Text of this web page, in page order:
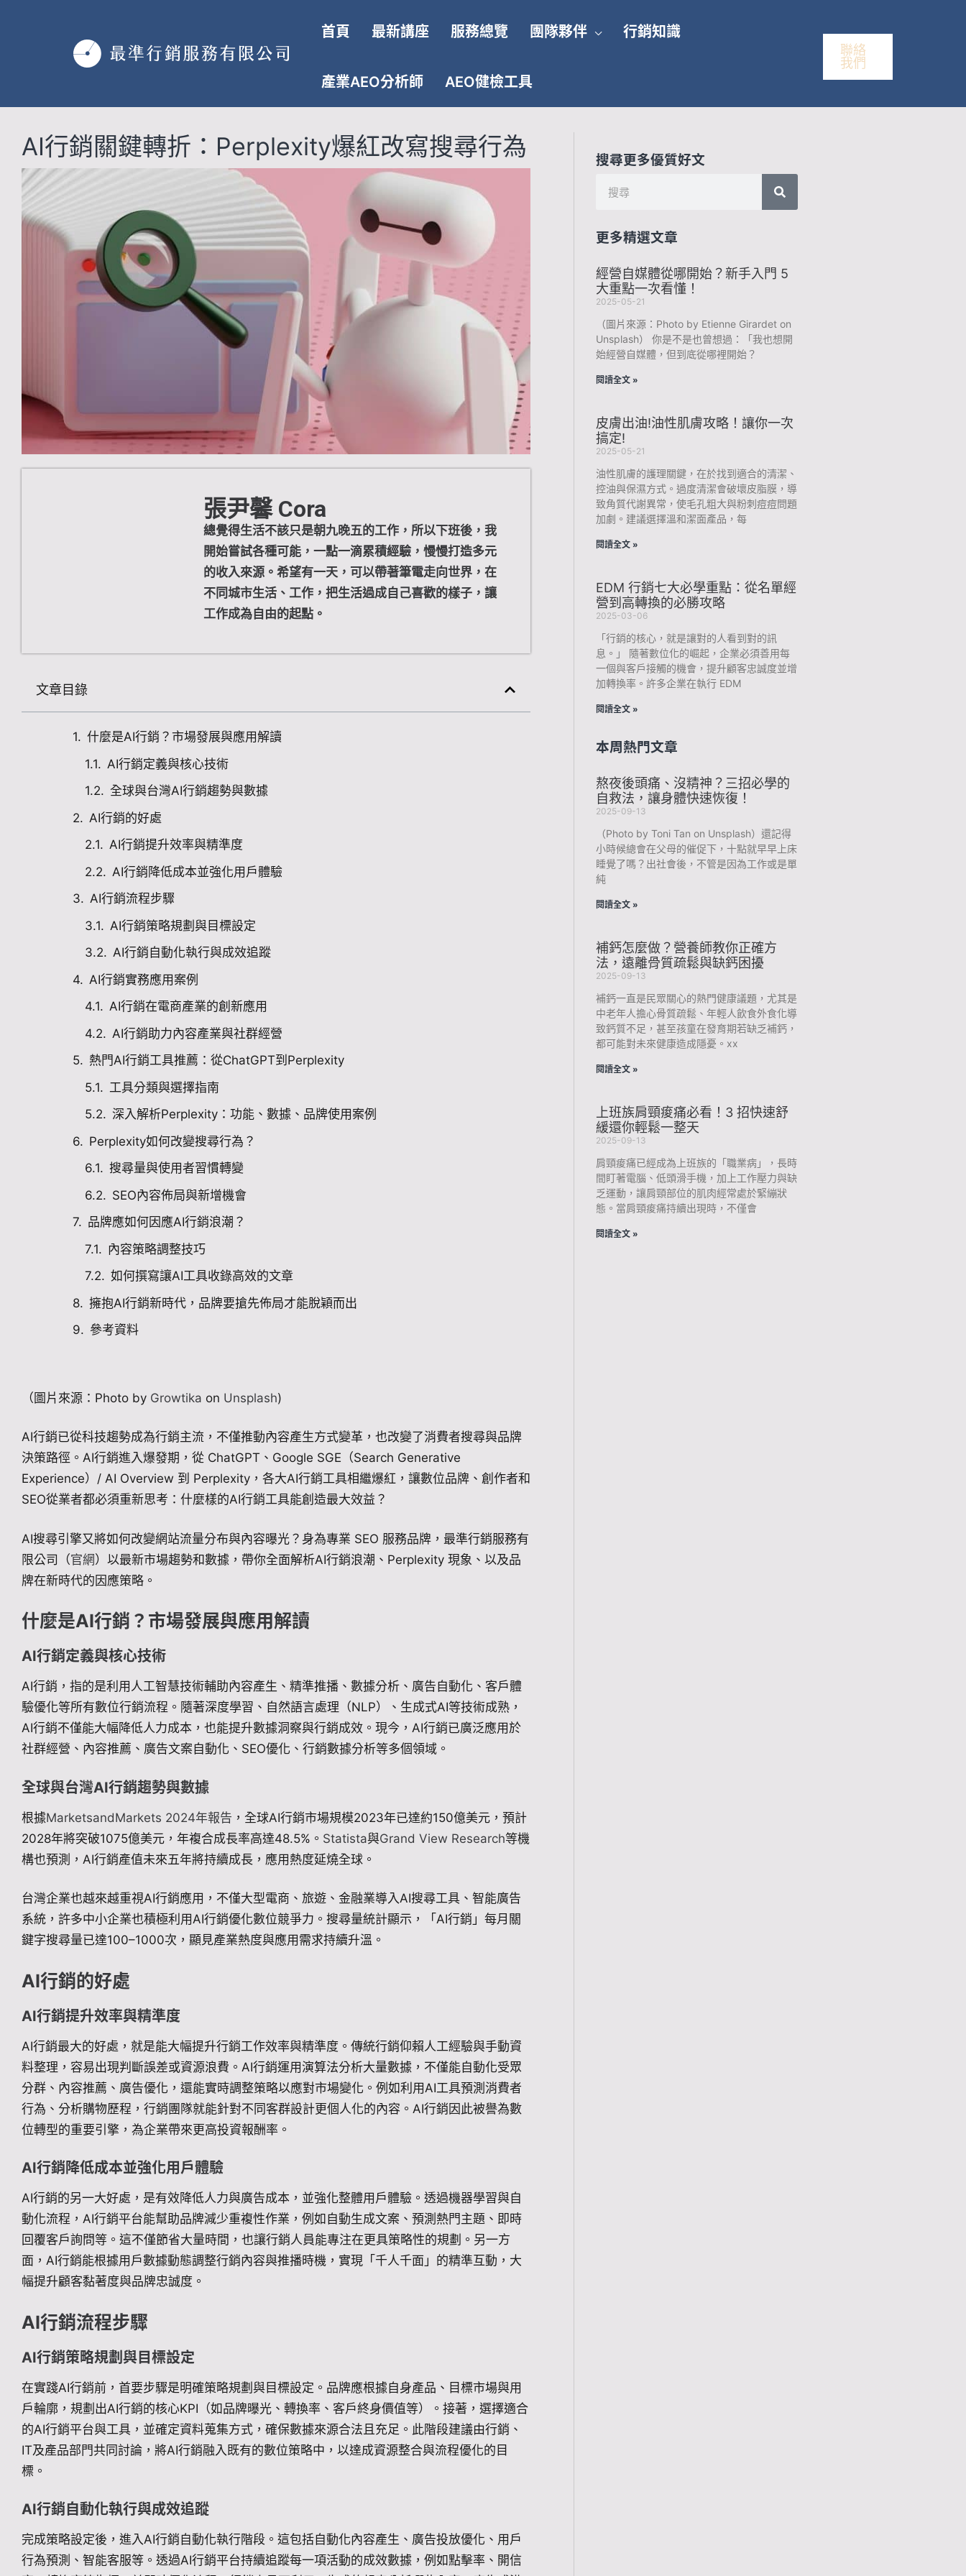
首頁 最新講座 服務總覽 團隊夥伴 行銷知識
產業AEO分析師 AEO健檢工具
聯絡
我們
AI行銷關鍵轉折：Perplexity爆紅改寫搜尋行為
張尹馨 Cora
總覺得生活不該只是朝九晚五的工作，所以下班後，我
開始嘗試各種可能，一點一滴累積經驗，慢慢打造多元
的收入來源。希望有一天，可以帶著筆電走向世界，在
不同城市生活、工作，把生活過成自己喜歡的樣子，讓
工作成為自由的起點。
文章目錄
什麼是AI行銷？市場發展與應用解讀
AI行銷定義與核心技術
全球與台灣AI行銷趨勢與數據
AI行銷的好處
AI行銷提升效率與精準度
AI行銷降低成本並強化用戶體驗
AI行銷流程步驟
AI行銷策略規劃與目標設定
AI行銷自動化執行與成效追蹤
AI行銷實務應用案例
AI行銷在電商產業的創新應用
AI行銷助力內容產業與社群經營
熱門AI行銷工具推薦：從ChatGPT到Perplexity
工具分類與選擇指南
深入解析Perplexity：功能、數據、品牌使用案例
Perplexity如何改變搜尋行為？
搜尋量與使用者習慣轉變
SEO內容佈局與新增機會
品牌應如何因應AI行銷浪潮？
內容策略調整技巧
如何撰寫讓AI工具收錄高效的文章
擁抱AI行銷新時代，品牌要搶先佈局才能脫穎而出
參考資料
（圖片來源：Photo by Growtika on Unsplash)
AI行銷已從科技趨勢成為行銷主流，不僅推動內容產生方式變革，也改變了消費者搜尋與品牌
決策路徑。AI行銷進入爆發期，從 ChatGPT、Google SGE（Search Generative
Experience）/ AI Overview 到 Perplexity，各大AI行銷工具相繼爆紅，讓數位品牌、創作者和
SEO從業者都必須重新思考：什麼樣的AI行銷工具能創造最大效益？
AI搜尋引擎又將如何改變網站流量分布與內容曝光？身為專業 SEO 服務品牌，最準行銷服務有
限公司（官網）以最新市場趨勢和數據，帶你全面解析AI行銷浪潮、Perplexity 現象、以及品
牌在新時代的因應策略。
什麼是AI行銷？市場發展與應用解讀
AI行銷定義與核心技術
AI行銷，指的是利用人工智慧技術輔助內容產生、精準推播、數據分析、廣告自動化、客戶體
驗優化等所有數位行銷流程。隨著深度學習、自然語言處理（NLP）、生成式AI等技術成熟，
AI行銷不僅能大幅降低人力成本，也能提升數據洞察與行銷成效。現今，AI行銷已廣泛應用於
社群經營、內容推薦、廣告文案自動化、SEO優化、行銷數據分析等多個領域。
全球與台灣AI行銷趨勢與數據
根據MarketsandMarkets 2024年報告 ，全球AI行銷市場規模2023年已達約150億美元，預計
2028年將突破1075億美元，年複合成長率高達48.5%。 Statista與Grand View Research等機
構也預測，AI行銷產值未來五年將持續成長，應用熱度延燒全球。
台灣企業也越來越重視AI行銷應用，不僅大型電商、旅遊、金融業導入AI搜尋工具、智能廣告
系統，許多中小企業也積極利用AI行銷優化數位競爭力。搜尋量統計顯示，「AI行銷」每月關
鍵字搜尋量已達100–1000次，顯見產業熱度與應用需求持續升溫。
AI行銷的好處
AI行銷提升效率與精準度
AI行銷最大的好處，就是能大幅提升行銷工作效率與精準度。傳統行銷仰賴人工經驗與手動資
料整理，容易出現判斷誤差或資源浪費。AI行銷運用演算法分析大量數據，不僅能自動化受眾
分群、內容推薦、廣告優化，還能實時調整策略以應對市場變化。例如利用AI工具預測消費者
行為、分析購物歷程，行銷團隊就能針對不同客群設計更個人化的內容。AI行銷因此被譽為數
位轉型的重要引擎，為企業帶來更高投資報酬率。
AI行銷降低成本並強化用戶體驗
AI行銷的另一大好處，是有效降低人力與廣告成本，並強化整體用戶體驗。透過機器學習與自
動化流程，AI行銷平台能幫助品牌減少重複性作業，例如自動生成文案、預測熱門主題、即時
回覆客戶詢問等。這不僅節省大量時間，也讓行銷人員能專注在更具策略性的規劃。另一方
面，AI行銷能根據用戶數據動態調整行銷內容與推播時機，實現「千人千面」的精準互動，大
幅提升顧客黏著度與品牌忠誠度。
AI行銷流程步驟
AI行銷策略規劃與目標設定
在實踐AI行銷前，首要步驟是明確策略規劃與目標設定。品牌應根據自身產品、目標市場與用
戶輪廓，規劃出AI行銷的核心KPI（如品牌曝光、轉換率、客戶終身價值等）。接著，選擇適合
的AI行銷平台與工具，並確定資料蒐集方式，確保數據來源合法且充足。此階段建議由行銷、
IT及產品部門共同討論，將AI行銷融入既有的數位策略中，以達成資源整合與流程優化的目
標。
AI行銷自動化執行與成效追蹤
完成策略設定後，進入AI行銷自動化執行階段。這包括自動化內容產生、廣告投放優化、用戶
行為預測、智能客服等。透過AI行銷平台持續追蹤每一項活動的成效數據，例如點擊率、開信
搜尋更多優質好文
更多精選文章
經營自媒體從哪開始？新手入門 5
大重點一次看懂！
2025-05-21
（圖片來源：Photo by Etienne Girardet on
Unsplash） 你是不是也曾想過：「我也想開
始經營自媒體，但到底從哪裡開始？
閱讀全文 »
皮膚出油!油性肌膚攻略！讓你一次
搞定!
2025-05-21
油性肌膚的護理關鍵，在於找到適合的清潔、
控油與保濕方式。過度清潔會破壞皮脂膜，導
致角質代謝異常，使毛孔粗大與粉刺痘痘問題
加劇。建議選擇溫和潔面產品，每
閱讀全文 »
EDM 行銷七大必學重點：從名單經
營到高轉換的必勝攻略
2025-03-06
「行銷的核心，就是讓對的人看到對的訊
息。」 隨著數位化的崛起，企業必須善用每
一個與客戶接觸的機會，提升顧客忠誠度並增
加轉換率。許多企業在執行 EDM
閱讀全文 »
本周熱門文章
熬夜後頭痛、沒精神？三招必學的
自救法，讓身體快速恢復！
2025-09-13
（Photo by Toni Tan on Unsplash）還記得
小時候總會在父母的催促下，十點就早早上床
睡覺了嗎？出社會後，不管是因為工作或是單
純
閱讀全文 »
補鈣怎麼做？營養師教你正確方
法，遠離骨質疏鬆與缺鈣困擾
2025-09-13
補鈣一直是民眾關心的熱門健康議題，尤其是
中老年人擔心骨質疏鬆、年輕人飲食外食化導
致鈣質不足，甚至孩童在發育期若缺乏補鈣，
都可能對未來健康造成隱憂。xx
閱讀全文 »
上班族肩頸痠痛必看！3 招快速舒
緩還你輕鬆一整天
2025-09-13
肩頸痠痛已經成為上班族的「職業病」，長時
間盯著電腦、低頭滑手機，加上工作壓力與缺
乏運動，讓肩頸部位的肌肉經常處於緊繃狀
態。當肩頸痠痛持續出現時，不僅會
閱讀全文 »